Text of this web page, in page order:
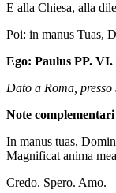
E alla Chiesa, alla
Poi: in manus Tuas,
Ego: Paulus PP. VI.
Dato a Roma,
Note
In manus tuas,
Magnificat anima
Credo. Spero. Amo.